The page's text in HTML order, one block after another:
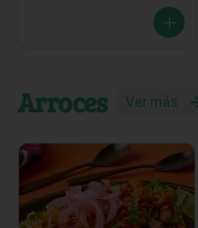
Arroces Ver más